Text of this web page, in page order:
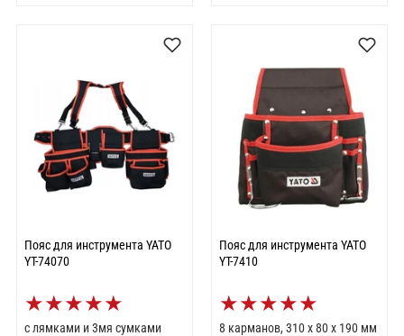
Пояс для инструмента YATO
YT-74070
★★★★★
с лямками и 3мя сумками
Пояс для инструмента YATO
YT-7410
★★★★★
8 карманов, 310 х 80 х 190 мм